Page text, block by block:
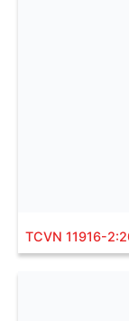
TCVN 11916-